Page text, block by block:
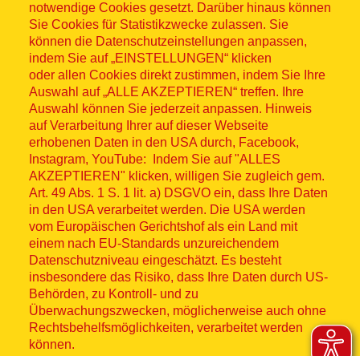
notwendige Cookies gesetzt. Darüber hinaus können
Sie Cookies für Statistikzwecke zulassen. Sie
können die Datenschutzeinstellungen anpassen,
indem Sie auf „EINSTELLUNGEN“ klicken
oder allen Cookies direkt zustimmen, indem Sie Ihre
Auswahl auf „ALLE AKZEPTIEREN“ treffen. Ihre
Auswahl können Sie jederzeit anpassen. Hinweis
auf Verarbeitung Ihrer auf dieser Webseite
erhobenen Daten in den USA durch, Facebook,
Instagram, YouTube: Indem Sie auf "ALLES
AKZEPTIEREN" klicken, willigen Sie zugleich gem.
Art. 49 Abs. 1 S. 1 lit. a) DSGVO ein, dass Ihre Daten
in den USA verarbeitet werden. Die USA werden
vom Europäischen Gerichtshof als ein Land mit
einem nach EU-Standards unzureichendem
Datenschutzniveau eingeschätzt. Es besteht
insbesondere das Risiko, dass Ihre Daten durch US-
Behörden, zu Kontroll- und zu
Überwachungszwecken, möglicherweise auch ohne
Rechtsbehelfsmöglichkeiten, verarbeitet werden
können.
Sitemap
© ASB 2026
Fußzeilenmenü
Impressum
Datenschutz
Kontakt
Hinweisgebersystem
Lieferkette
Widerruf